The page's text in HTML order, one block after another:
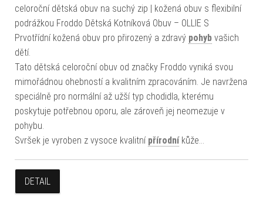
celoroční dětská obuv na suchý zip | kožená obuv s flexibilní
podrážkou Froddo Dětská Kotníková Obuv – OLLIE S
Prvotřídní kožená obuv pro přirozený a zdravý pohyb vašich
dětí.
Tato dětská celoroční obuv od značky Froddo vyniká svou
mimořádnou ohebností a kvalitním zpracováním. Je navržena
speciálně pro normální až užší typ chodidla, kterému
poskytuje potřebnou oporu, ale zároveň jej neomezuje v
pohybu.
Svršek je vyroben z vysoce kvalitní přírodníkůže…
DETAIL